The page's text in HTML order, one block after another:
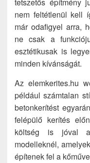
nem feltétlenül kell
már odafigyel arra,
ne csak a
esztétikusak is
minden kívánságát.
Az elemkerites.hu
például számtalan
betonkerítést
felépülő kerítés
költség is jóval
modelleknél,
építenek fel a